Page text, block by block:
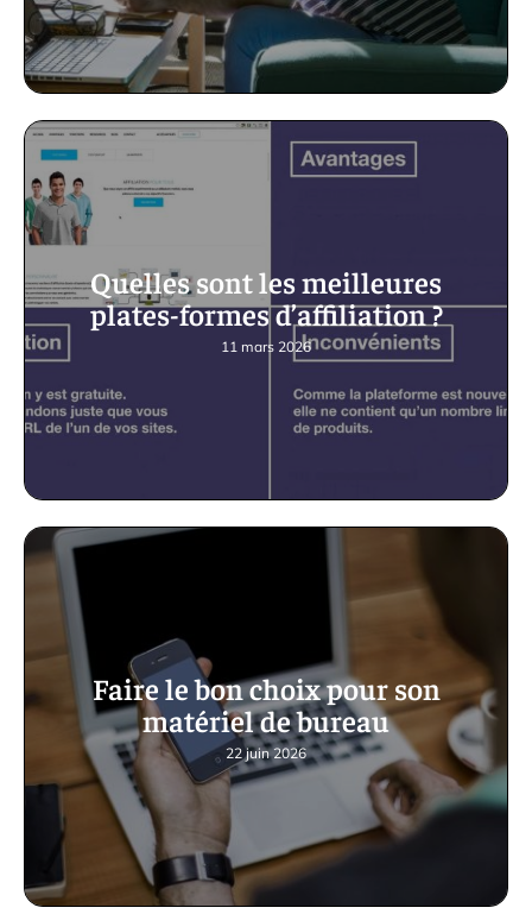
Quelles sont les meilleures
plates-formes d’affiliation ?
11 mars 2026
Faire le bon choix pour son
matériel de bureau
22 juin 2026